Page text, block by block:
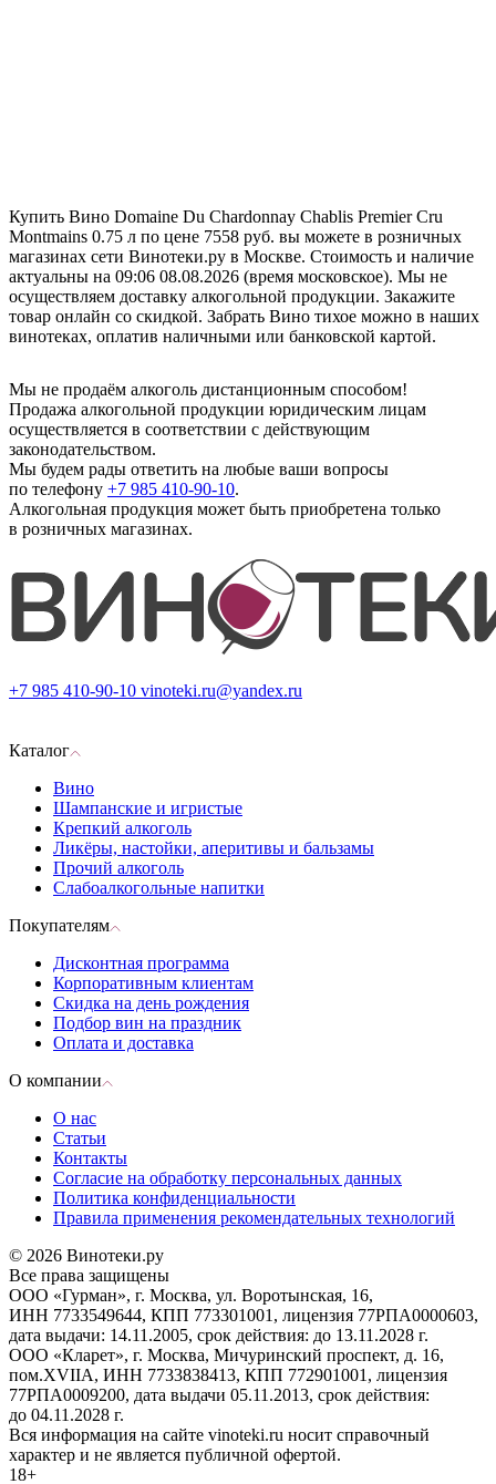
Купить Вино Domaine Du Chardonnay Chablis Premier Cru
Montmains 0.75 л по цене 7558 руб. вы можете в розничных
магазинах сети Винотеки.ру в Москве. Стоимость и наличие
актуальны на 09:06 08.08.2026 (время московское). Мы не
осуществляем доставку алкогольной продукции. Закажите
товар онлайн со скидкой. Забрать Вино тихое можно в наших
винотеках, оплатив наличными или банковской картой.
Мы не продаём алкоголь дистанционным способом!
Продажа алкогольной продукции юридическим лицам
осуществляется в соответствии с действующим
законодательством.
Мы будем рады ответить на любые ваши вопросы
по телефону +7 985 410-90-10.
Алкогольная продукция может быть приобретена только
в розничных магазинах.
+7 985 410-90-10 vinoteki.ru@yandex.ru
Каталог
Вино
Шампанские и игристые
Крепкий алкоголь
Ликёры, настойки, аперитивы и бальзамы
Прочий алкоголь
Слабоалкогольные напитки
Покупателям
Дисконтная программа
Корпоративным клиентам
Скидка на день рождения
Подбор вин на праздник
Оплата и доставка
О компании
О нас
Статьи
Контакты
Согласие на обработку персональных данных
Политика конфиденциальности
Правила применения рекомендательных технологий
© 2026 Винотеки.ру
Все права защищены
ООО «Гурман», г. Москва, ул. Воротынская, 16,
ИНН 7733549644, КПП 773301001, лицензия 77РПА0000603,
дата выдачи: 14.11.2005, срок действия: до 13.11.2028 г.
ООО «Кларет», г. Москва, Мичуринский проспект, д. 16,
пом.XVIIA, ИНН 7733838413, КПП 772901001, лицензия
77РПА0009200, дата выдачи 05.11.2013, срок действия:
до 04.11.2028 г.
Вся информация на сайте vinoteki.ru носит справочный
характер и не является публичной офертой.
18+